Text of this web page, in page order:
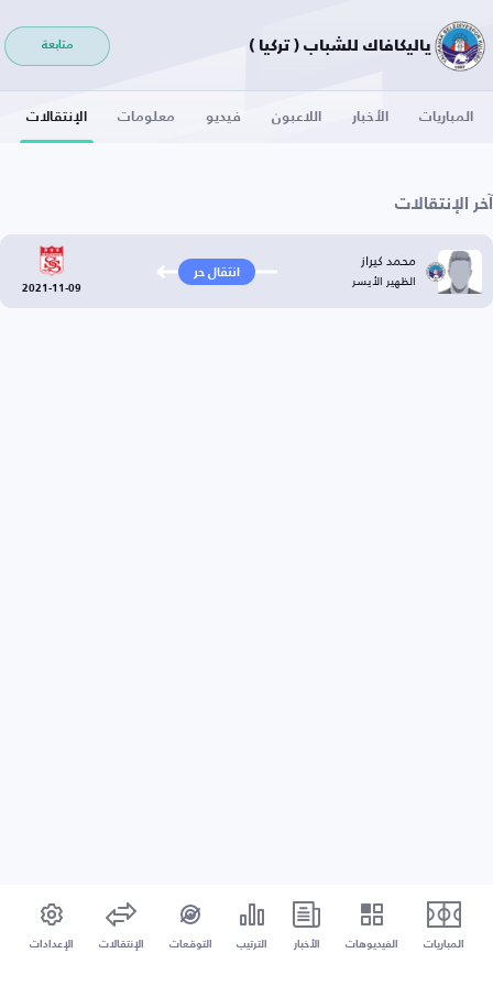
ياليكافاك للشباب ( تركيا ) متابعة
المباريات الأخبار اللاعبون فيديو معلومات الإنتقالات
آخر الإنتقالات
محمد كيراز
الظهير الأيسر انتقال حر
2021-11-09
المباريات الفيديوهات الأخبار الترتيب التوقعات الإنتقالات الإعدادات